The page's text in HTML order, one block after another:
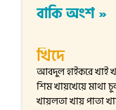
বাকি অংশ »
খিদে
আবদুল হাইকরে খাই
শিম খায়খেয়ে
খায়লতা খায় পাতা